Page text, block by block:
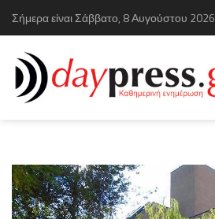
Σήμερα είναι Σάββατο, 8 Αυγούστου 2026